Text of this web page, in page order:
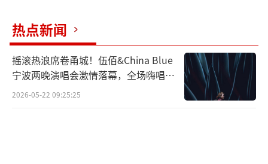
情怀冲击。十年后仍如“当年干净纯粹的小女
孩”的冻龄感，叠加170cm身高自带的“北极
巨兔”反差魅力，形成“时光凝固”的视觉奇
观。当观众惊觉“她一点没变”时，现实与记
忆的界限彻底模糊，强化了“青春永驻”的情
热点新闻
摇滚热浪席卷甬城！伍佰&China Blue
宁波两晚演唱会激情落幕，全场嗨唱氛
围炸裂
2026-05-22 09:25:25